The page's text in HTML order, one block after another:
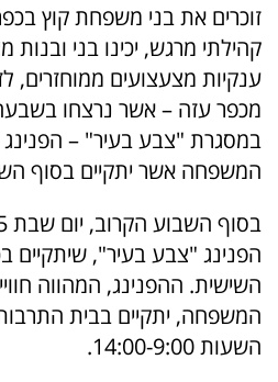
זוכרים את בני משפחת קוץ
קהילתי מרגש, יכינו בני ובנות
ענקיות מצעצועים ממוחזרים,
מכפר עזה – אשר נרצחו
במסגרת "צבע בעיר" – הפנינג
המשפחה אשר יתקיים בסוף
הפנינג "צבע בעיר", שיתקיים
השישית. ההפנינג, המהווה
המשפחה, יתקיים בבית התרבות
השעות 14:00-9:00.